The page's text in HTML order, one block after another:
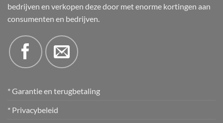
bedrijven en verkopen deze door met enorme kortingen aan
consumenten en bedrijven.
* Garantie en terugbetaling
* Privacybeleid